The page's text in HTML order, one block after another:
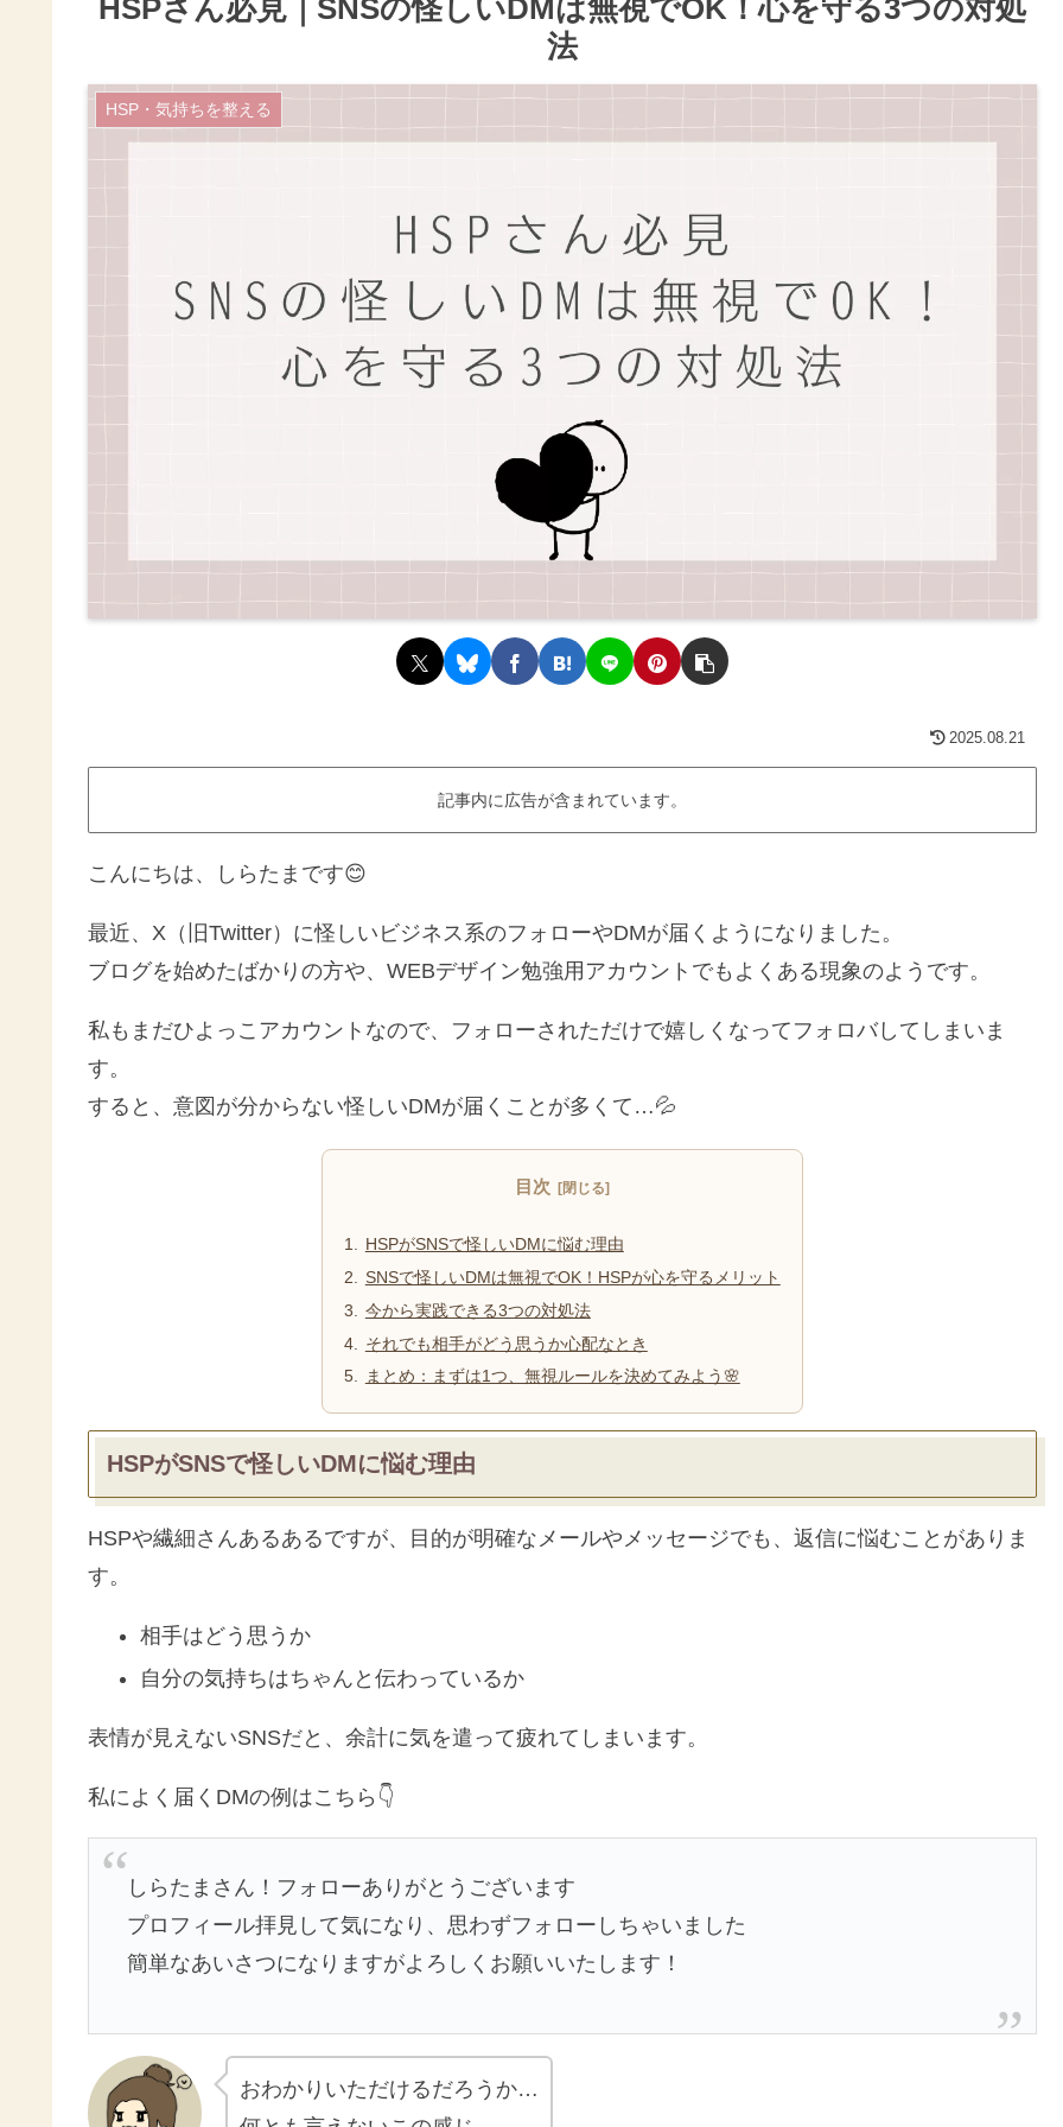
HSPさん必見｜SNSの怪しいDMは無視でOK！心を守る3つの対処
法
HSP・気持ちを整える
2025.08.21
記事内に広告が含まれています。
こんにちは、しらたまです😊
最近、X（旧Twitter）に怪しいビジネス系のフォローやDMが届くようになりました。
ブログを始めたばかりの方や、WEBデザイン勉強用アカウントでもよくある現象のようです。
私もまだひよっこアカウントなので、フォローされただけで嬉しくなってフォロバしてしまいま
す。
すると、意図が分からない怪しいDMが届くことが多くて…💦
目次
HSPがSNSで怪しいDMに悩む理由
SNSで怪しいDMは無視でOK！HSPが心を守るメリット
今から実践できる3つの対処法
それでも相手がどう思うか心配なとき
まとめ：まずは1つ、無視ルールを決めてみよう🌸
HSPがSNSで怪しいDMに悩む理由
HSPや繊細さんあるあるですが、目的が明確なメールやメッセージでも、返信に悩むことがありま
す。
相手はどう思うか
自分の気持ちはちゃんと伝わっているか
表情が見えないSNSだと、余計に気を遣って疲れてしまいます。
私によく届くDMの例はこちら👇
しらたまさん！フォローありがとうございます
プロフィール拝見して気になり、思わずフォローしちゃいました
簡単なあいさつになりますがよろしくお願いいたします！
おわかりいただけるだろうか…